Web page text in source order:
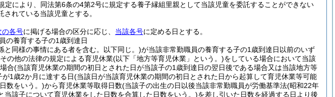
により、同法第6条の4第2号に規定する養子縁組里親として当該児童を委託することができない
れている当該児童とする。
の各号に掲げる場合の区分に応じ、 当該各号に定める日とする。
の養育する子の1歳到達日
と同様の事情にある者を含む。以下同じ。)が当該非常勤職員の養育する子の1歳到達日以前のいず
の他の法律の規定による育児休業(以下「地方等育児休業」という。)をしている場合において当該
合(当該育児休業の期間の初日とされた日が当該子の1歳到達日の翌日後である場合又は当該地方等
1歳2か月に達する日(当該日が当該育児休業の期間の初日とされた日から起算して育児休業等可能
数をいう。)から育児休業等取得日数(当該子の出生の日以後当該非常勤職員が労働基準法(昭和22年
該子について育児休業をした日数を合算した日数をいう。)を差し引いた日数を経過する日より後